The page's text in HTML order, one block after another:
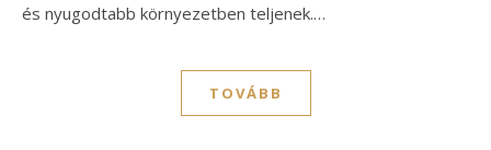
és nyugodtabb környezetben teljenek.…
TOVÁBB